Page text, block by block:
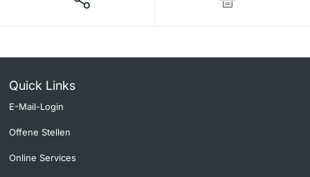
Quick Links
E-Mail-Login
Offene Stellen
Online Services